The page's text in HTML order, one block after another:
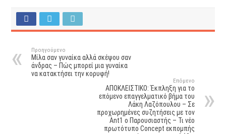
Προηγούμενο
Μίλα σαν γυναίκα αλλά σκέψου σαν
άνδρας – Πώς μπορεί μια γυναίκα
να κατακτήσει την κορυφή!
Επόμενο
ΑΠΟΚΛΕΙΣΤΙΚΟ: Έκπληξη για το
επόμενο επαγγελματικό βήμα του
Λάκη Λαζόπουλου – Σε
προχωρημένες συζητήσεις με τον
Ant1 ο Παρουσιαστής – Τι νέο
πρωτότυπο Concept εκπομπής